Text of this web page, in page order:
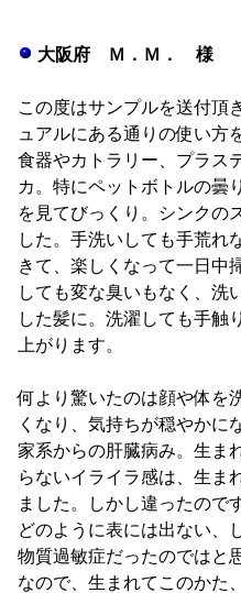
大阪府 Ｍ．Ｍ． 様
この度はサンプルを送付
ュアルにある通りの使い方
食器やカトラリー、プラス
カ。特にペットボトルの曇
を見てびっくり。シンクの
した。手洗いしても手荒れ
きて、楽しくなって一日中
しても変な臭いもなく、洗
した髪に。洗濯しても手触
上がります。
何より驚いたのは顔や体を
くなり、気持ちが穏やかに
家系からの肝臓病み。生ま
らないイライラ感は、生ま
ました。しかし違ったので
どのように表には出ない、
物質過敏症だったのではと
なので、生まれてこのかた